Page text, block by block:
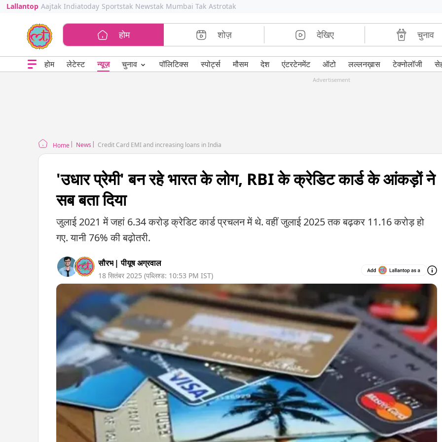
Lallantop Aajtak Indiatoday Sportstak Newstak Mumbai Tak Astrotak
होम शोज़ देखिए चुनाव
होम लेटेस्ट न्यूज़ चुनाव ⌄ पॉलिटिक्स स्पोर्ट्स मौसम देश एंटरटेनमेंट ऑटो लल्लनख़ास टेक्नोलॉजी
Advertisement
Home News Credit Card EMI and increasing loans in India
'उधार प्रेमी' बन रहे भारत के लोग, RBI के क्रेडिट कार्ड के आंकड़ों ने
सब बता दिया
जुलाई 2021 में जहां 6.34 करोड़ क्रेडिट कार्ड प्रचलन में थे. वहीं जुलाई 2025 तक बढ़कर 11.16 करोड़ हो
गए. यानी 76% की बढ़ोतरी.
सौरभ | पीयूष अग्रवाल
18 सितंबर 2025 (पब्लिश्ड: 10:53 PM IST)